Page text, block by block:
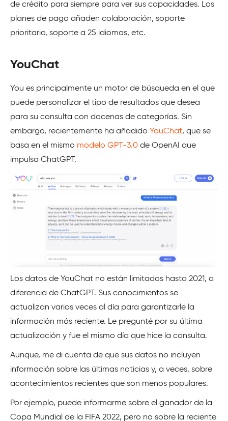
de crédito para siempre para ver sus capacidades. Los
planes de pago añaden colaboración, soporte
prioritario, soporte a 25 idiomas, etc.
YouChat
You es principalmente un motor de búsqueda en el que
puede personalizar el tipo de resultados que desea
para su consulta con docenas de categorías. Sin
embargo, recientemente ha añadido YouChat, que se
basa en el mismo modelo GPT-3.0 de OpenAI que
impulsa ChatGPT.
Los datos de YouChat no están limitados hasta 2021, a
diferencia de ChatGPT. Sus conocimientos se
actualizan varias veces al día para garantizarle la
información más reciente. Le pregunté por su última
actualización y fue el mismo día que hice la consulta.
Aunque, me di cuenta de que sus datos no incluyen
información sobre las últimas noticias y, a veces, sobre
acontecimientos recientes que son menos populares.
Por ejemplo, puede informarme sobre el ganador de la
Copa Mundial de la FIFA 2022, pero no sobre la reciente